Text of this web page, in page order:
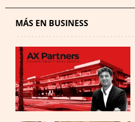
MÁS EN BUSINESS